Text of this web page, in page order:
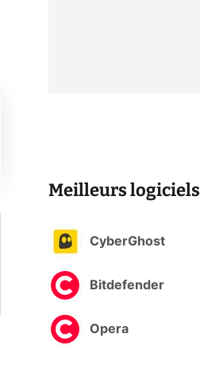
Meilleurs logiciels
CyberGhost
Bitdefender
Opera